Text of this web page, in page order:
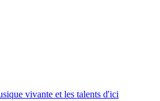
vivante et les talents d'ici